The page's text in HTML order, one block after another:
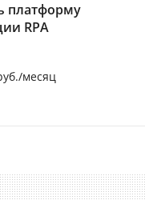
платформу
RPA
месяц